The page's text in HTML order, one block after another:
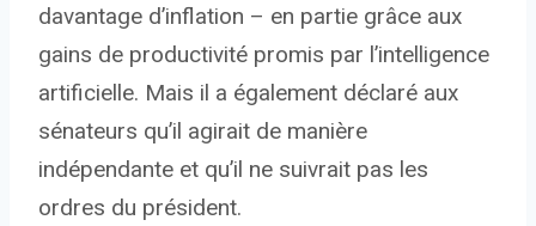
davantage d’inflation – en partie grâce aux
gains de productivité promis par l’intelligence
artificielle. Mais il a également déclaré aux
sénateurs qu’il agirait de manière
indépendante et qu’il ne suivrait pas les
ordres du président.